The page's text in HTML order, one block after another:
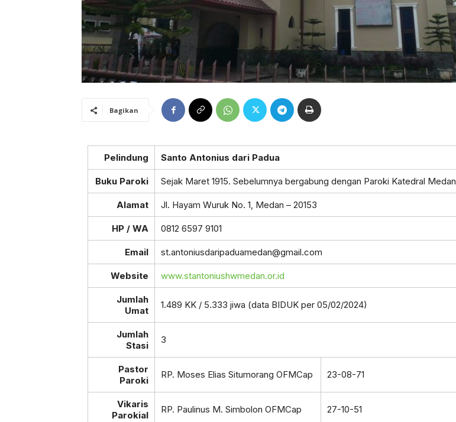
Bagikan
Pelindung Santo Antonius dari Padua
Buku Paroki Sejak Maret 1915. Sebelumnya bergabung dengan Paroki Katedral Medan
Alamat Jl. Hayam Wuruk No. 1, Medan – 20153
HP / WA 0812 6597 9101
Email st.antoniusdaripaduamedan@gmail.com
Website www.stantoniushwmedan.or.id
Jumlah
Umat
1.489 KK / 5.333 jiwa (data BIDUK per 05/02/2024)
Jumlah
Stasi
3
Pastor
Paroki
RP. Moses Elias Situmorang OFMCap 23-08-71
Vikaris
Parokial
RP. Paulinus M. Simbolon OFMCap 27-10-51